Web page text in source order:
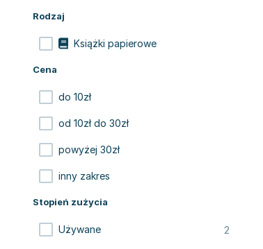
Rodzaj
Książki papierowe
Cena
do 10zł
od 10zł do 30zł
powyżej 30zł
inny zakres
Stopień zużycia
Używane 2